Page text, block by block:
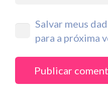
Salvar meus
para a próxima
Publicar